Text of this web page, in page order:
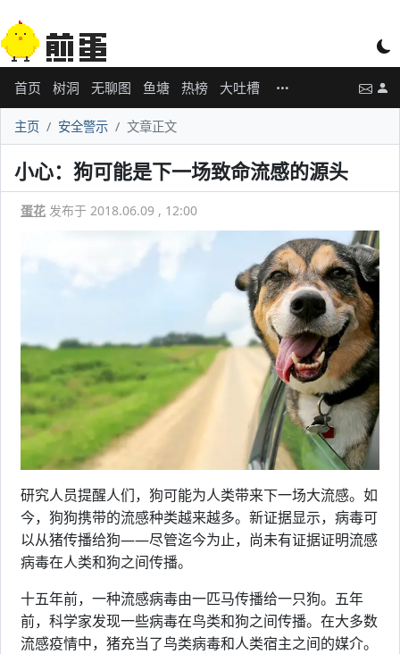
首页 树洞 无聊图 鱼塘 热榜 大吐槽
主页 安全警示 文章正文
小心：狗可能是下一场致命流感的源头
蛋花 发布于 2018.06.09 , 12:00
研究人员提醒人们，狗可能为人类带来下一场大流感。如
今，狗狗携带的流感种类越来越多。新证据显示，病毒可
以从猪传播给狗——尽管迄今为止，尚未有证据证明流感
病毒在人类和狗之间传播。
十五年前，一种流感病毒由一匹马传播给一只狗。五年
前，科学家发现一些病毒在鸟类和狗之间传播。在大多数
流感疫情中，猪充当了鸟类病毒和人类宿主之间的媒介。